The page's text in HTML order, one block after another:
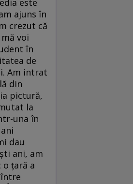
ajuns în
crezut că
voi
în
de
Am intrat
din
pictură,
la
una în
dau
ani, am
o ţară a